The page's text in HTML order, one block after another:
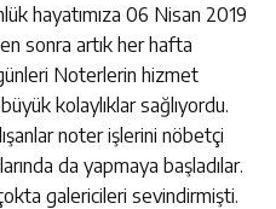
hayatımıza 06 Nisan 2019
sonra artık her hafta
Noterlerin hizmet
kolaylıklar sağlıyordu.
noter işlerini nöbetçi
da yapmaya başladılar.
galericileri sevindirmişti.